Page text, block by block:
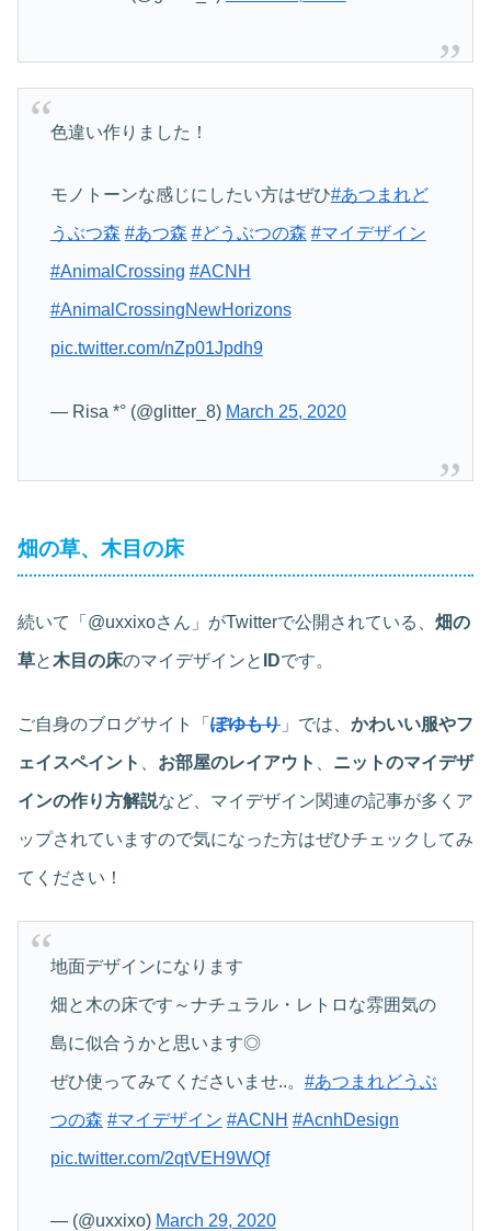
色違い作りました！
モノトーンな感じにしたい方はぜひ#あつまれど
うぶつ森 #あつ森 #どうぶつの森 #マイデザイン
#AnimalCrossing #ACNH
#AnimalCrossingNewHorizons
pic.twitter.com/nZp01Jpdh9
— Risa *° (@glitter_8) March 25, 2020
畑の草、木目の床
続いて「@uxxixoさん」がTwitterで公開されている、 畑の
草と木目の床のマイデザインと IDです。
ご自身のブログサイト「 ぽゆもり 」では、 かわいい服やフ
ェイスペイント お部屋のレイアウト ニットのマイデザ
インの作り方解説など、マイデザイン関連の記事が多くア
ップされていますので気になった方はぜひチェックしてみ
てください！
地面デザインになります
畑と木の床です～ナチュラル・レトロな雰囲気の
島に似合うかと思います◎
ぜひ使ってみてくださいませ..。 #あつまれどうぶ
つの森 #マイデザイン #ACNH #AcnhDesign
pic.twitter.com/2qtVEH9WQf
— (@uxxixo) March 29, 2020